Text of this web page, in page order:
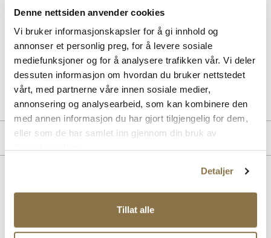
Denne nettsiden anvender cookies
Vi bruker informasjonskapsler for å gi innhold og
annonser et personlig preg, for å levere sosiale
mediefunksjoner og for å analysere trafikken vår. Vi deler
dessuten informasjon om hvordan du bruker nettstedet
vårt, med partnerne våre innen sosiale medier,
annonsering og analysearbeid, som kan kombinere den
med annen informasjon du har gjort tilgjengelig for dem,
eller som de har samlet inn gjennom din bruk av
Detaljer
Tillat alle
Nike Heritage Backpack er en romslig sekk, hovedlommen har en
lomme som rommer opptil en 15" laptop. To glidelåslommer for
tilbehør hjelper deg med å holde utstyret organisert og lett
Art. nr.
95733400
DC4244
MERKE